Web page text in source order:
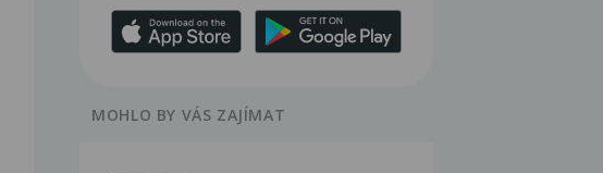
MOHLO BY VÁS ZAJÍMAT